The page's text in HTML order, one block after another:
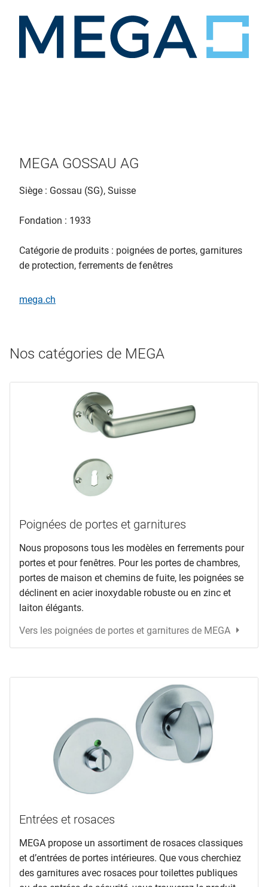
MEGA GOSSAU AG
Siège : Gossau (SG), Suisse
Fondation : 1933
Catégorie de produits : poignées de portes, garnitures
de protection, ferrements de fenêtres
mega.ch
Nos catégories de MEGA
Poignées de portes et garnitures
Nous proposons tous les modèles en ferrements pour
portes et pour fenêtres. Pour les portes de chambres,
portes de maison et chemins de fuite, les poignées se
déclinent en acier inoxydable robuste ou en zinc et
laiton élégants.
Vers les poignées de portes et garnitures de MEGA
Entrées et rosaces
MEGA propose un assortiment de rosaces classiques
et d’entrées de portes intérieures. Que vous cherchiez
des garnitures avec rosaces pour toilettes publiques